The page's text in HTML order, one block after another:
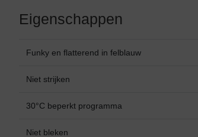
Eigenschappen
Funky en flatterend in felblauw
Niet strijken
30°C beperkt programma
Niet bleken
Bikini top
terug
Alle Bikini’s
Bikini Top